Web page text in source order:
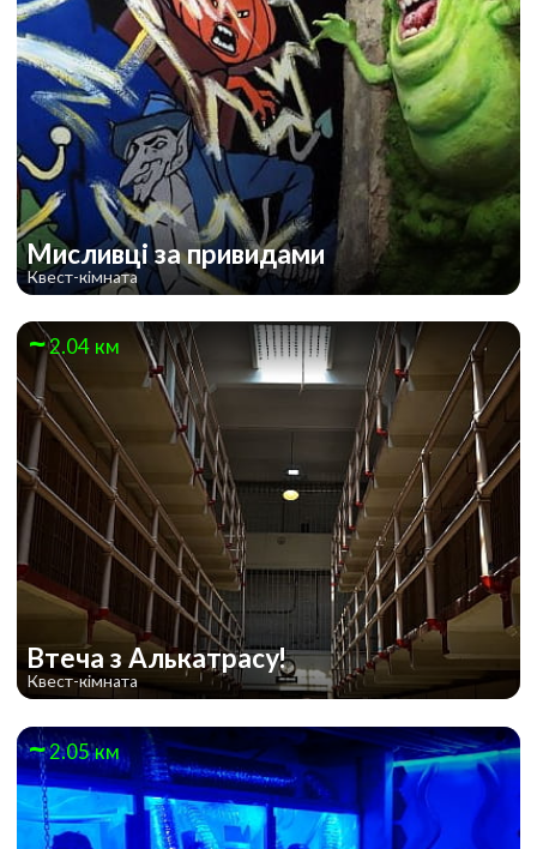
Мисливці за привидами
Квест-кімната
2.04 км
Втеча з Алькатрасу!
Квест-кімната
2.05 км